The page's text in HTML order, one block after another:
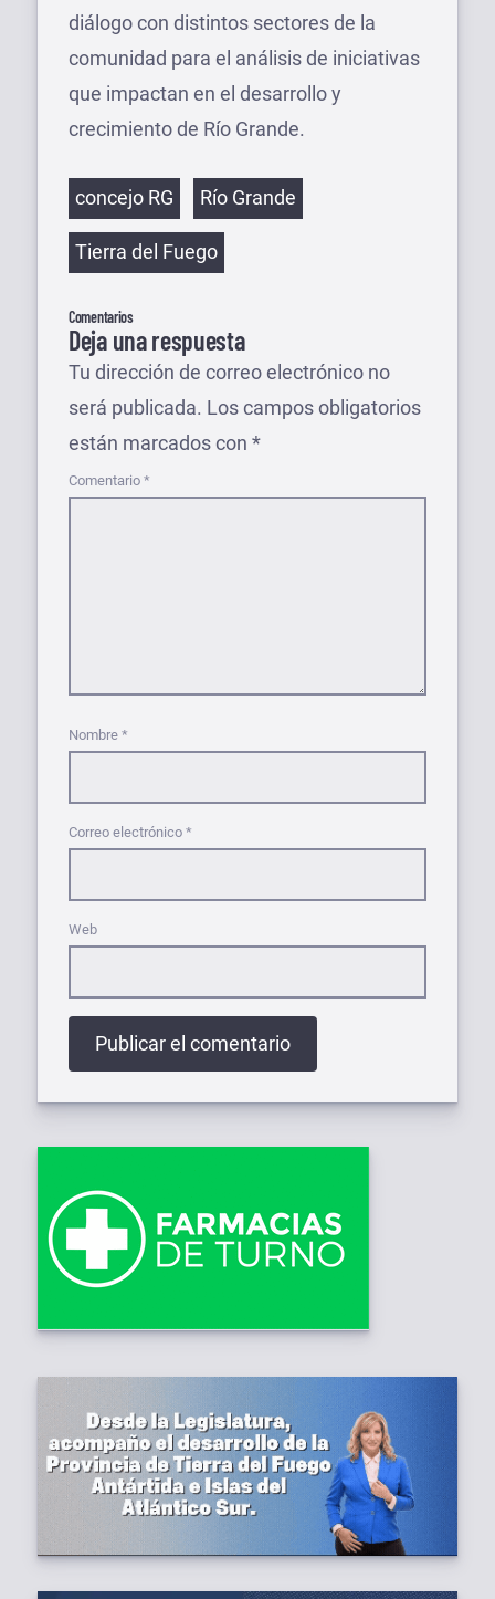
diálogo con distintos sectores de la
comunidad para el análisis de iniciativas
que impactan en el desarrollo y
crecimiento de Río Grande.
Etiquetas
concejo RG Río Grande
Tierra del Fuego
Comentarios
Deja una respuesta
Tu dirección de correo electrónico no
será publicada. Los campos obligatorios
están marcados con *
Comentario *
Nombre *
Correo electrónico *
Web